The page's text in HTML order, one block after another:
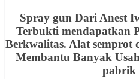
Spray gun Dari Anest
Terbukti mendapatkan
Berkwalitas. Alat semprot
Membantu Banyak
pabrik